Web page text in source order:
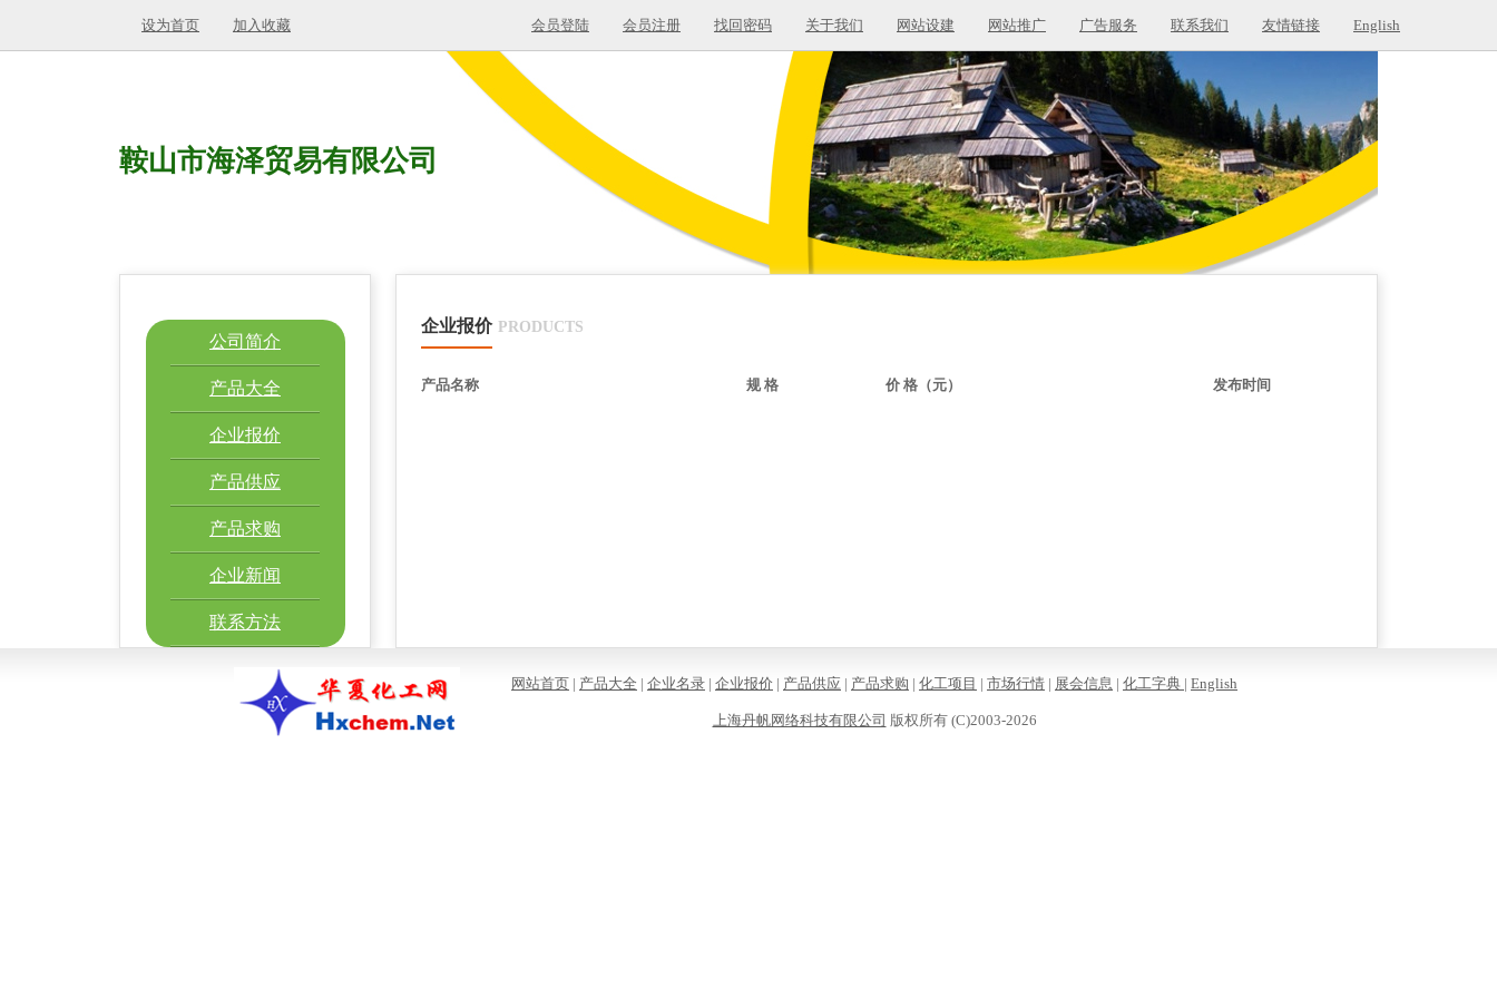
设为首页 加入收藏 会员登陆 会员注册 找回密码 关于我们 网站设建 网站推广 广告服务 联系我们 友情链接 English
鞍山市海泽贸易有限公司
公司简介
产品大全
企业报价
产品供应
产品求购
企业新闻
联系方法
企业报价 PRODUCTS
产品名称 规 格 价 格（元） 发布时间
网站首页 | 产品大全 | 企业名录 | 企业报价 | 产品供应 | 产品求购 | 化工项目 | 市场行情 | 展会信息 | 化工字典 | English
上海丹帆网络科技有限公司 版权所有 (C)2003-2026